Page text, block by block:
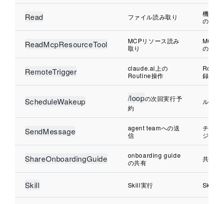
Read ファイル読み取り
機密
の検査
ReadMcpResourceTool
MCPリソース読み
取り
MCP
の記録
RemoteTrigger
claude.ai上の
Routine操作
録
ScheduleWakeup /loopの次回実行予
約
ルー
SendMessage
agent teamへの送
信
チー
ジの記
ShareOnboardingGuide
onboarding guide
の共有
共有
Skill Skill実行 Skill利